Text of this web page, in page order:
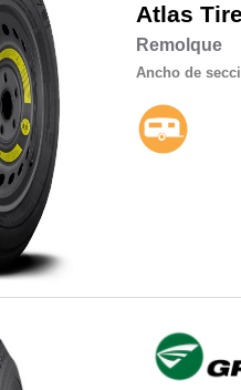
Atlas
Remolque
Ancho de